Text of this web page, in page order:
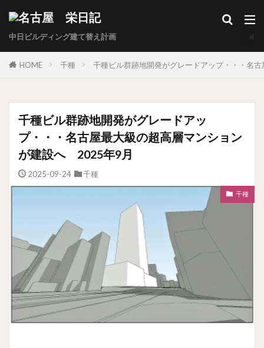
中日ビルディング建て替え計画
HOME 千種 千種ビル群跡地開発がグレードアップ・・・名
千種ビル群跡地開発がグレードアッ
プ・・・名古屋最大級の超高層マンション
が建設へ 2025年9月
2025-09-24 千種
千種